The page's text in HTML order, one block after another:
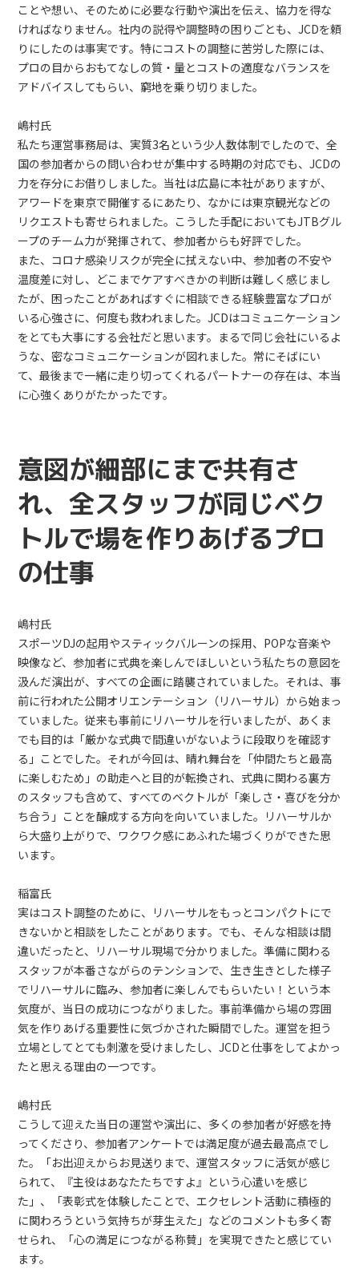
ことや想い、そのために必要な行動や演出を伝え、協力を得な
ければなりません。社内の説得や調整時の困りごとも、JCDを頼
りにしたのは事実です。特にコストの調整に苦労した際には、
プロの目からおもてなしの質・量とコストの適度なバランスを
アドバイスしてもらい、窮地を乗り切りました。
嶋村氏
私たち運営事務局は、実質3名という少人数体制でしたので、全
国の参加者からの問い合わせが集中する時期の対応でも、JCDの
力を存分にお借りしました。当社は広島に本社がありますが、
アワードを東京で開催するにあたり、なかには東京観光などの
リクエストも寄せられました。こうした手配においてもJTBグル
ープのチーム力が発揮されて、参加者からも好評でした。
また、コロナ感染リスクが完全に拭えない中、参加者の不安や
温度差に対し、どこまでケアすべきかの判断は難しく感じまし
たが、困ったことがあればすぐに相談できる経験豊富なプロが
いる心強さに、何度も救われました。JCDはコミュニケーション
をとても大事にする会社だと思います。まるで同じ会社にいるよ
うな、密なコミュニケーションが図れました。常にそばにい
て、最後まで一緒に走り切ってくれるパートナーの存在は、本当
に心強くありがたかったです。
意図が細部にまで共有さ
れ、全スタッフが同じベク
トルで場を作りあげるプロ
の仕事
嶋村氏
スポーツDJの起用やスティックバルーンの採用、POPな音楽や
映像など、参加者に式典を楽しんでほしいという私たちの意図を
汲んだ演出が、すべての企画に踏襲されていました。それは、事
前に行われた公開オリエンテーション（リハーサル）から始まっ
ていました。従来も事前にリハーサルを行いましたが、あくま
でも目的は「厳かな式典で間違いがないように段取りを確認す
る」ことでした。それが今回は、晴れ舞台を「仲間たちと最高
に楽しむため」の助走へと目的が転換され、式典に関わる裏方
のスタッフも含めて、すべてのベクトルが「楽しさ・喜びを分か
ち合う」ことを醸成する方向を向いていました。リハーサルか
ら大盛り上がりで、ワクワク感にあふれた場づくりができた思
います。
稲富氏
実はコスト調整のために、リハーサルをもっとコンパクトにで
きないかと相談をしたことがあります。でも、そんな相談は間
違いだったと、リハーサル現場で分かりました。準備に関わる
スタッフが本番さながらのテンションで、生き生きとした様子
でリハーサルに臨み、参加者に楽しんでもらいたい！という本
気度が、当日の成功につながりました。事前準備から場の雰囲
気を作りあげる重要性に気づかされた瞬間でした。運営を担う
立場としてとても刺激を受けましたし、JCDと仕事をしてよかっ
たと思える理由の一つです。
嶋村氏
こうして迎えた当日の運営や演出に、多くの参加者が好感を持
ってくださり、参加者アンケートでは満足度が過去最高点でし
た。「お出迎えからお見送りまで、運営スタッフに活気が感じ
られて、『主役はあなたたちですよ』という心遣いを感じ
た」、「表彰式を体験したことで、エクセレント活動に積極的
に関わろうという気持ちが芽生えた」などのコメントも多く寄
せられ、「心の満足につながる称賛」を実現できたと感じてい
ます。